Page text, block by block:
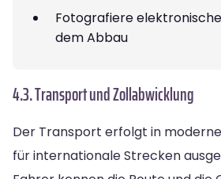
Fotografiere
dem Abbau
4.3. Transport und Zollabwicklung
Der Transport erfolgt in
für internationale Strecken